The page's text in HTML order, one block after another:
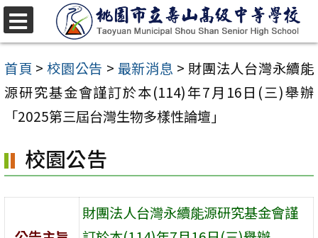
跳
至
主
要
區
首頁 > 校園公告 > 最新消息 > 財團法人台灣永續能
源研究基金會謹訂於本(114)年7月16日(三)舉辦
「2025第三屆台灣生物多樣性論壇」
校園公告
財團法人台灣永續能源研究基金會謹
選
單